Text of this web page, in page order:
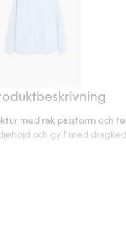
med rak passform och
och gylf med
cm i storlek 33/32